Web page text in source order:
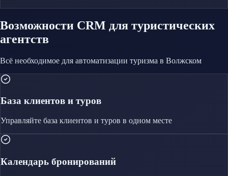
Возможности CRM для туристических
агентств
Всё необходимое для автоматизации туризма в Волжском
База клиентов и туров
Управляйте база клиентов и туров в одном месте
Календарь бронирований